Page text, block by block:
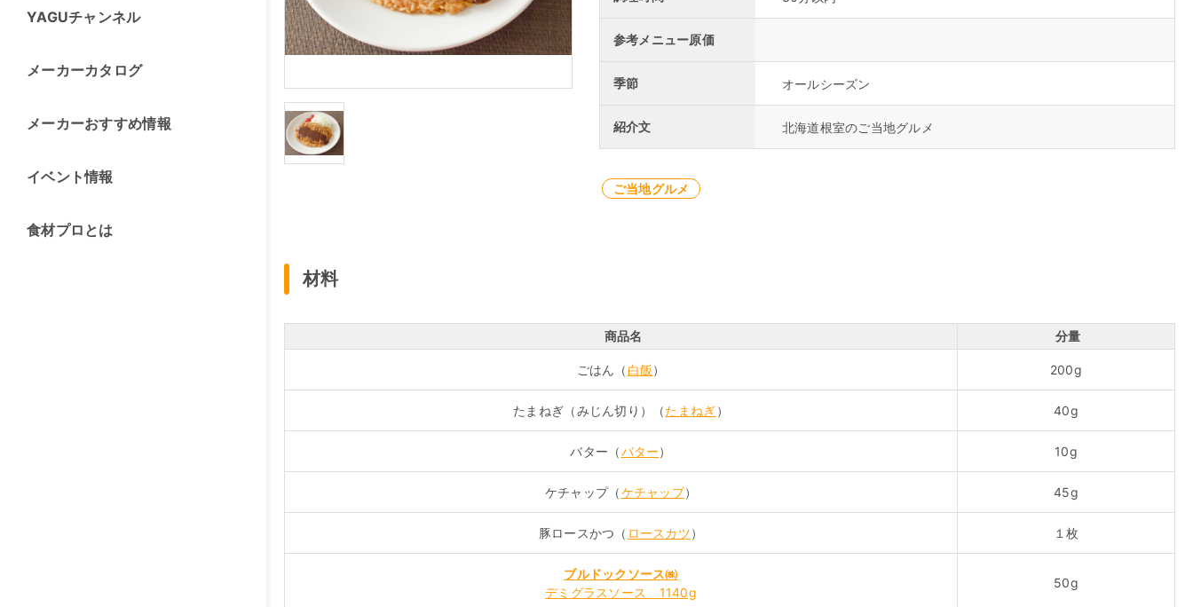
YAGUチャンネル
メーカーカタログ
メーカーおすすめ情報
イベント情報
食材プロとは
参考メニュー原価
季節 オールシーズン
紹介文 北海道根室のご当地グルメ
ご当地グルメ
材料
商品名 分量
ごはん（ 白飯） 200g
たまねぎ（みじん切り）（たまねぎ） 40g
バター（バター） 10g
ケチャップ（ケチャップ） 45g
豚ロースかつ（ ロースカツ） １枚
ブルドックソース㈱
デミグラスソース 1140g
50g